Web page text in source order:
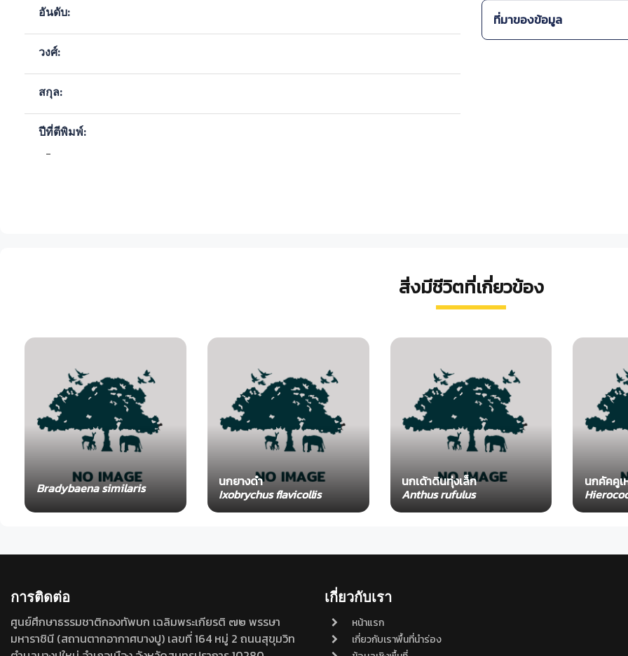
อันดับ:
วงศ์:
สกุล:
ปีที่ตีพิมพ์:
-
แหล่งที่พบภายในประเทศ :
สถานตากอากาศบางปู จ.
ที่มาของข้อมูล
สิ่งมีชีวิตที่เกี่ยวข้อง
Bradybaena similaris นกยางดำ
Ixobrychus flavicollis
นกเด้าดินทุ่งเล็ก
Anthus rufulus
นกคัคคู
การติดต่อ
ศูนย์ศึกษาธรรมชาติกองทัพบก เฉลิมพระเกียรติ ๗๒ พรรษา
มหาราชินี (สถานตากอากาศบางปู) เลขที่ 164 หมู่ 2 ถนนสุขุมวิท
เกี่ยวกับเรา
หน้าแรก
เกี่ยวกับเราพื้นที่นำร่อง